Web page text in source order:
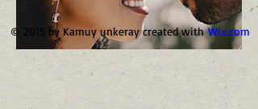
© 2015 by Kamuy unkeray created withWix.com